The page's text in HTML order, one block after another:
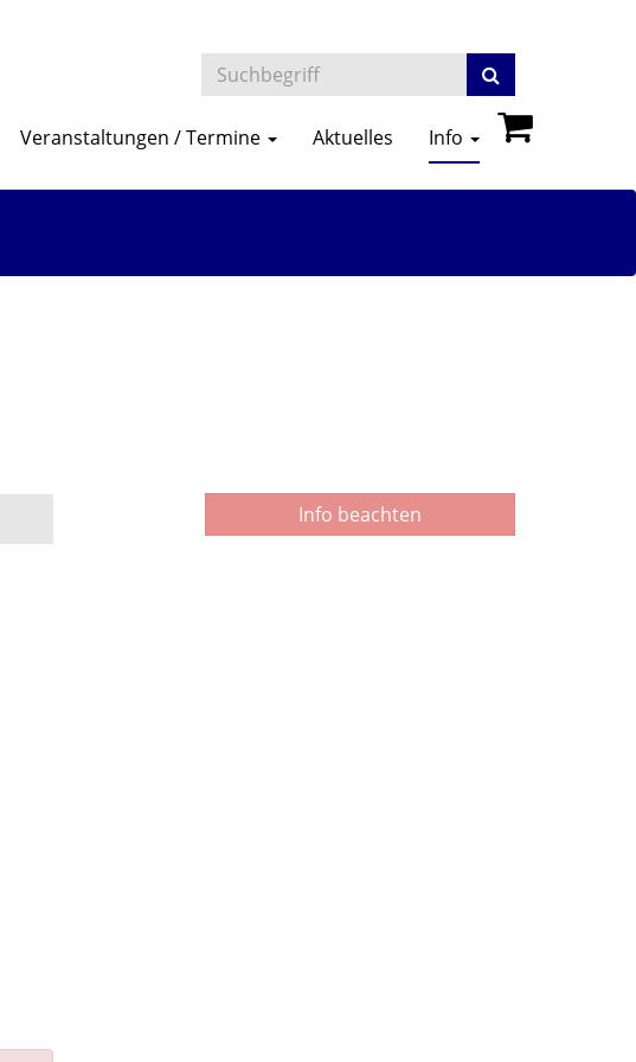
Veranstaltungen / Termine Aktuelles Info
Info beachten